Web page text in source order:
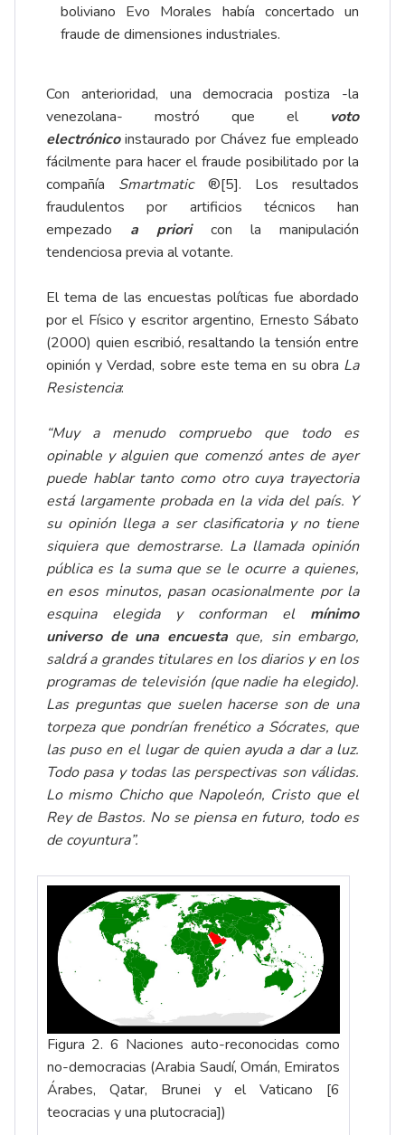
boliviano Evo Morales había concertado un
fraude de dimensiones industriales.
Con anterioridad, una democracia postiza -la
venezolana- mostró que el voto
electrónicoinstaurado por Chávez fue empleado
fácilmente para hacer el fraude posibilitado por la
compañía Smartmatic®[5]. Los resultados
fraudulentos por artificios técnicos han
empezado a prioricon la manipulación
tendenciosa previa al votante.
El tema de las encuestas políticas fue abordado
por el Físico y escritor argentino, Ernesto Sábato
(2000) quien escribió, resaltando la tensión entre
opinión y Verdad, sobre este tema en su obra La
Resistencia:
“Muy a menudo compruebo que todo es
opinable y alguien que comenzó antes de ayer
puede hablar tanto como otro cuya trayectoria
está largamente probada en la vida del país. Y
su opinión llega a ser clasificatoria y no tiene
siquiera que demostrarse. La llamada opinión
pública es la suma que se le ocurre a quienes,
en esos minutos, pasan ocasionalmente por la
esquina elegida y conforman el mínimo
universo de una encuestaque, sin embargo,
saldrá a grandes titulares en los diarios y en los
programas de televisión (que nadie ha elegido).
Las preguntas que suelen hacerse son de una
torpeza que pondrían frenético a Sócrates, que
las puso en el lugar de quien ayuda a dar a luz.
Todo pasa y todas las perspectivas son válidas.
Lo mismo Chicho que Napoleón, Cristo que el
Rey de Bastos. No se piensa en futuro, todo es
de coyuntura”.
Figura 2. 6 Naciones auto-reconocidas como
no-democracias (Arabia Saudí, Omán, Emiratos
Árabes, Qatar, Brunei y el Vaticano [6
teocracias y una plutocracia])